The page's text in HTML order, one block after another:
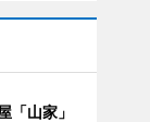
「山家」